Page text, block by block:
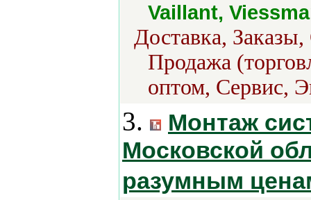
Vaillant,
Доставка,
Продажа
оптом, Сервис,
3.
Монтаж
Московской
разумным